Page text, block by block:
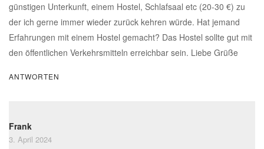
günstigen Unterkunft, einem Hostel, Schlafsaal etc (20-30 €) zu
der ich gerne immer wieder zurück kehren würde. Hat jemand
Erfahrungen mit einem Hostel gemacht? Das Hostel sollte gut mit
den öffentlichen Verkehrsmitteln erreichbar sein. Liebe Grüße
ANTWORTEN
Frank
3. April 2024